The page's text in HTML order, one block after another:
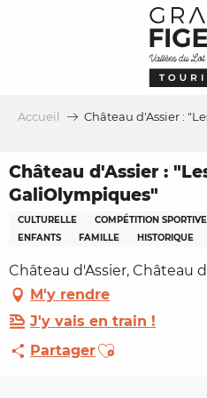
Accueil Château d'Assier :
Château d'Assier :
GaliOlympiques"
CULTURELLE COMPÉTITION SPORTIVE
ENFANTS
FAMILLE HISTORIQUE
Château d'Assier, Château
M'y rendre
J'y vais en train !
PartagerAjouter aux